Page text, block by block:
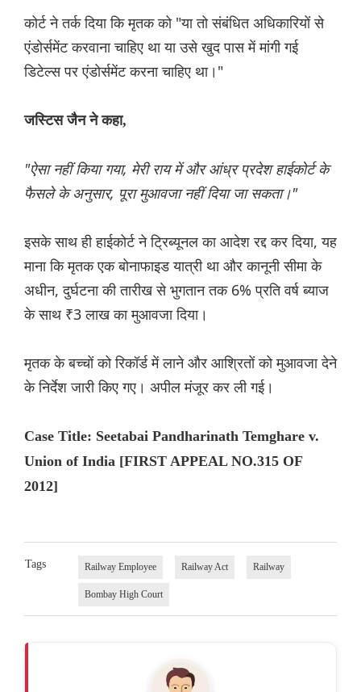
कोर्ट ने तर्क दिया कि मृतक को "या तो संबंधित अधिकारियों से
एंडोर्समेंट करवाना चाहिए था या उसे खुद पास में मांगी गई
डिटेल्स पर एंडोर्समेंट करना चाहिए था।"
जस्टिस जैन ने कहा,
"ऐसा नहीं किया गया, मेरी राय में और आंध्र प्रदेश हाईकोर्ट के
फैसले के अनुसार, पूरा मुआवजा नहीं दिया जा सकता।"
इसके साथ ही हाईकोर्ट ने ट्रिब्यूनल का आदेश रद्द कर दिया, यह
माना कि मृतक एक बोनाफाइड यात्री था और कानूनी सीमा के
अधीन, दुर्घटना की तारीख से भुगतान तक 6% प्रति वर्ष ब्याज
के साथ ₹3 लाख का मुआवजा दिया।
मृतक के बच्चों को रिकॉर्ड में लाने और आश्रितों को मुआवजा देने
के निर्देश जारी किए गए। अपील मंजूर कर ली गई।
Case Title: Seetabai Pandharinath Temghare v.
Union of India [FIRST APPEAL NO.315 OF
2012]
Tags Railway Employee Railway Act Railway
Bombay High Court